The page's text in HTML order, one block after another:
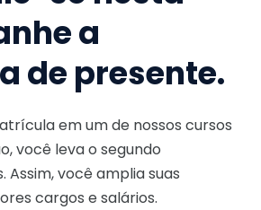
a
de presente.
em um de nossos cursos
você leva o segundo
você amplia suas
cargos e salários.